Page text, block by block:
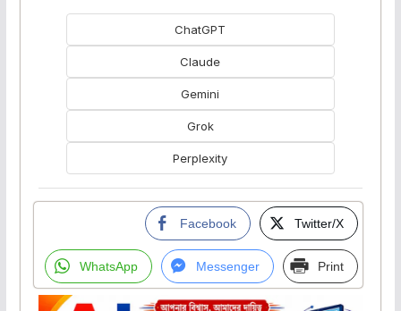
ChatGPT
Claude
Gemini
Grok
Perplexity
Facebook Twitter/X
WhatsApp Messenger Print